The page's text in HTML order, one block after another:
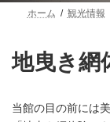
ホーム 観光情報
地曳き網
当館の目の前には